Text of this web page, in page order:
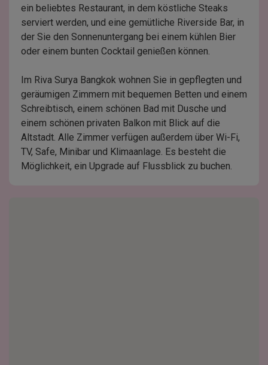
ein beliebtes Restaurant, in dem köstliche Steaks
serviert werden, und eine gemütliche Riverside Bar, in
der Sie den Sonnenuntergang bei einem kühlen Bier
oder einem bunten Cocktail genießen können.
Im Riva Surya Bangkok wohnen Sie in gepflegten und
geräumigen Zimmern mit bequemen Betten und einem
Schreibtisch, einem schönen Bad mit Dusche und
einem schönen privaten Balkon mit Blick auf die
Altstadt. Alle Zimmer verfügen außerdem über Wi-Fi,
TV, Safe, Minibar und Klimaanlage. Es besteht die
Möglichkeit, ein Upgrade auf Flussblick zu buchen.